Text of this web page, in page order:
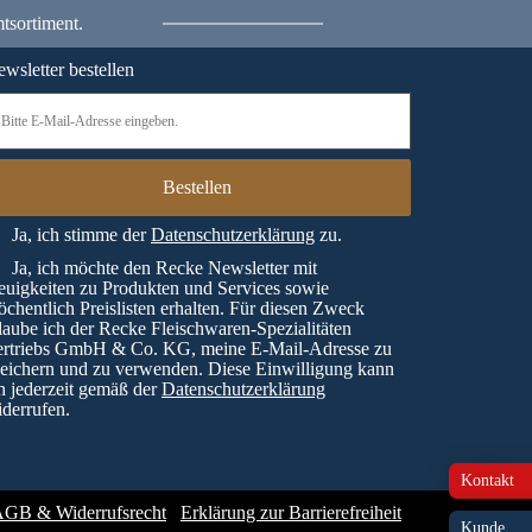
Kontakt
Kunde
bestellen
Ja, ich stimme derDatenschutzerklärung zu.
Ja, ich möchte den Recke Newsletter mit
zu Produkten und Services sowie
Preislisten erhalten. Für diesen Zweck
ich der Recke Fleischwaren-Spezialitäten
GmbH & Co. KG, meine E-Mail-Adresse zu
und zu verwenden. Diese Einwilligung kann
jederzeit gemäß derDatenschutzerklärung
& Widerrufsrecht Erklärung zur Barrierefreiheit